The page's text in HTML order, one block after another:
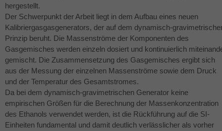
hergestellt.
Der Schwerpunkt der Arbeit liegt in dem Aufbau eines neuen
Kalibriergasgasgenerators, der auf dem dynamisch-
Prinzip beruht. Die Massenströme der Komponenten des
Gasgemisches werden einzeln dosiert und kontinuierlich
gemischt. Die Zusammensetzung des Gasgemisches ergibt sich
aus der Messung der einzelnen Massenströme sowie dem Druck
und der Temperatur des Gesamtstromes.
Da bei dem dynamisch-gravimetrischen Generator keine
empirischen Größen für die Berechnung der Massenkonzentration
des Ethanols verwendet werden, ist die Rückführung auf die SI-
Einheiten fundamental und damit deutlich verlässlicher als vorher